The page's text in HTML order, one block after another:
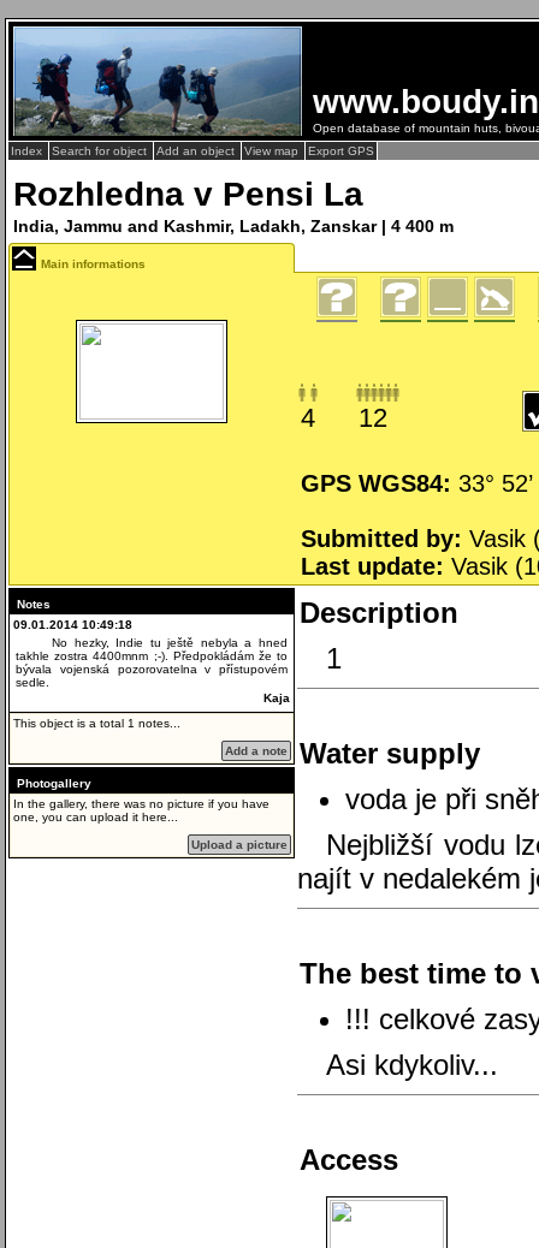
Open database of mountain huts,
Index
Search for object Add an object View map Export GPS
Rozhledna v Pensi La
India, Jammu and Kashmir, Ladakh, Zanskar | 4 400 m
Main informations
4 12
GPS WGS84: 33°
Submitted by: Vasik
Last update: Vasik
Notes
09.01.2014 10:49:18
No hezky, Indie tu ještě nebyla a hned
takhle zostra 4400mnm ;-). Předpokládám že to
bývala vojenská pozorovatelna v přístupovém
sedle.
Kaja
This object is a total 1 notes...
Add a note
Photogallery
In the gallery, there was no picture if you have
one, you can upload it here...
Upload a picture
Description
1
Water supply
voda je při
Nejbližší vodu
najít v nedalekém
The best time to
!!! celkové
Asi kdykoliv...
Access